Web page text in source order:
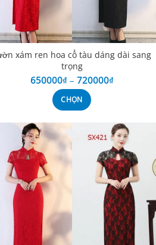
xám ren hoa cổ tàu dáng dài sang
trọng
650000₫ – 720000₫
CHỌN